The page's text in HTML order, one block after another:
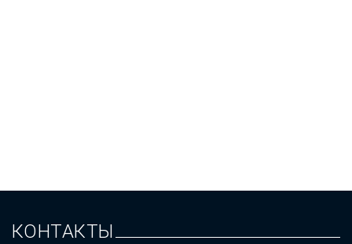
КОНТАКТЫ